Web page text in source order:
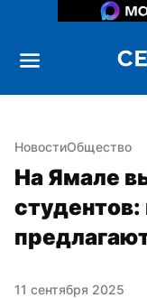
НовостиОбщество
На Ямале
11 сентября 2025